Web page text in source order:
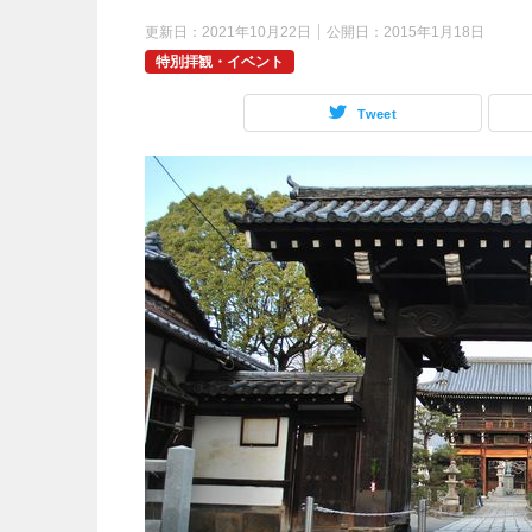
更新日： 2021年10月22日 公開日： 2015年1月18日
特別拝観・イベント
Tweet